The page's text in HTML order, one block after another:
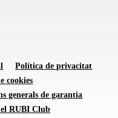
Política de privacitat
cookies
generals de garantia
RUBI Club